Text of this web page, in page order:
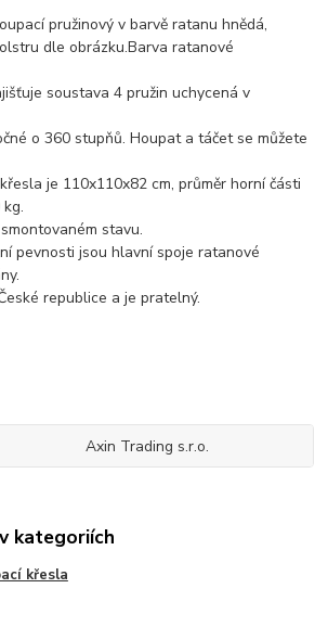
pružinový v barvě ratanu hnědá,
dle obrázku.Barva ratanové
soustava 4 pružin uchycená v
o 360 stupňů. Houpat a táčet se můžete
je 110x110x82 cm, průměr horní části
stavu.
pevnosti jsou hlavní spoje ratanové
republice a je pratelný.
Axin Trading s.r.o.
kategoriích
křesla